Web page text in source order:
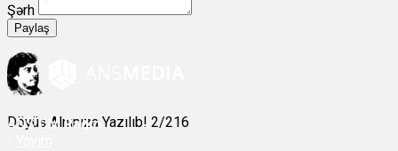
Şərh
Paylaş
Döyüş Alnınıza Yazılıb! 2/216
ANSÇM Radio